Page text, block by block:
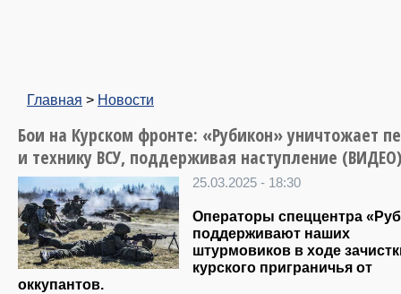
Главная > Новости
Бои на Курском фронте: «Рубикон» уничтожает
и технику ВСУ, поддерживая наступление (ВИДЕО)
25.03.2025 - 18:30
Операторы спеццентра
поддерживают наших
штурмовиков в ходе
курского приграничья от
оккупантов.